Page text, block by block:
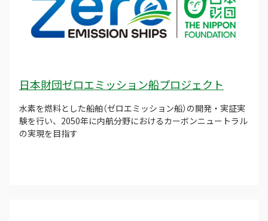
日本財団ゼロエミッション船プロジェクト
水素を燃料とした船舶（ゼロエミッション船）の開発・実証実
験を行い、2050年に内航分野におけるカーボンニュートラル
の実現を目指す